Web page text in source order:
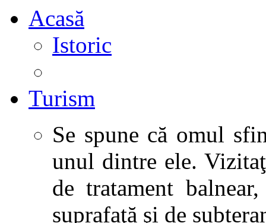
Acasă
Istoric
Turism
Se spune că omul
unul dintre ele.
de tratament
suprafaţă şi de